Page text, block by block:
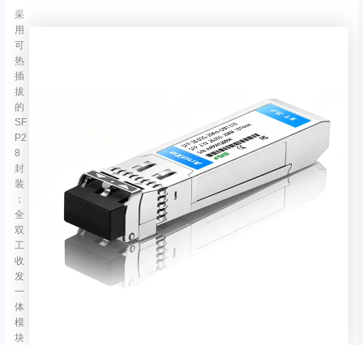
采
用
可
热
插
拔
的
SF
P2
8
封
装
；
全
双
工
收
发
一
体
模
块